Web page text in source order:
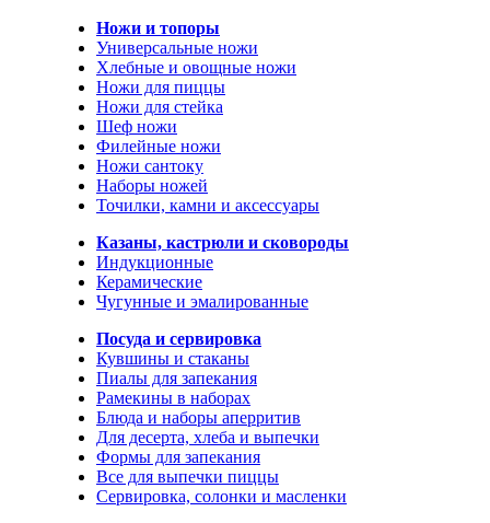
Ножи и топоры
Универсальные ножи
Хлебные и овощные ножи
Ножи для пиццы
Ножи для стейка
Шеф ножи
Филейные ножи
Ножи сантоку
Наборы ножей
Точилки, камни и аксессуары
Казаны, кастрюли и сковороды
Индукционные
Керамические
Чугунные и эмалированные
Посуда и сервировка
Кувшины и стаканы
Пиалы для запекания
Рамекины в наборах
Блюда и наборы аперритив
Для десерта, хлеба и выпечки
Формы для запекания
Все для выпечки пиццы
Сервировка, солонки и масленки